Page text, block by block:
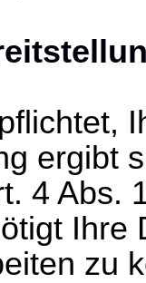
ergibt
4 Abs.
Ihre
zu